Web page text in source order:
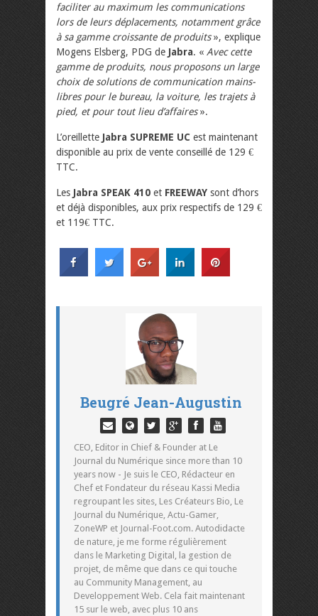
faciliter au maximum les communications
lors de leurs déplacements, notamment grâce
à sa gamme croissante de produits», explique
Mogens Elsberg, PDG de Jabra. « Avec cette
gamme de produits, nous proposons un large
choix de solutions de communication mains-
libres pour le bureau, la voiture, les trajets à
pied, et pour tout lieu d’affaires».
L’oreillette Jabra SUPREME UC est maintenant
disponible au prix de vente conseillé de 129 €
TTC.
Les Jabra SPEAK 410 et FREEWAY sont d’hors
et déjà disponibles, aux prix respectifs de 129 €
et 119€ TTC.
Beugré Jean-Augustin
CEO, Editor in Chief & Founder at Le
Journal du Numérique since more than 10
years now - Je suis le CEO, Rédacteur en
Chef et Fondateur du réseau Kassi Media
regroupant les sites, Les Créateurs Bio, Le
Journal du Numérique, Actu-Gamer,
ZoneWP et Journal-Foot.com. Autodidacte
de nature, je me forme régulièrement
dans le Marketing Digital, la gestion de
projet, de même que dans ce qui touche
au Community Management, au
Developpement Web. Cela fait maintenant
15 sur le web, avec plus 10 ans